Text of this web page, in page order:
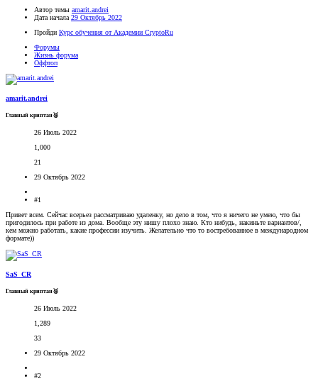
Автор темы amarit.andrei
Дата начала 29 Октябрь 2022
Пройди Курс обучения от Академии CryptoRu
Форумы
Жизнь форума
Оффтоп
amarit.andrei
Главный криптан🥈
26 Июль 2022
1,000
21
29 Октябрь 2022
#1
Привет всем. Сейчас всерьез рассматриваю удаленку, но дело в том, что я ничего не умею, что бы
пригодилось при работе из дома. Вообще эту нишу плохо знаю. Кто нибудь, накиньте вариантов/,
кем можно работать, какие профессии изучить. Желательно что то востребованное в международном
формате))
SaS_CR
Главный криптан🥈
26 Июль 2022
1,289
33
29 Октябрь 2022
#2